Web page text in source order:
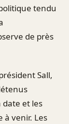
tendu
de près
Sall,
date et les
à venir. Les